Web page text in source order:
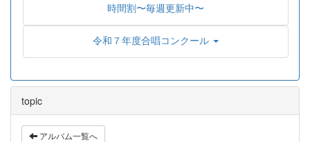
時間割〜毎週更新中〜
令和７年度合唱コンクール
topic
アルバム一覧へ